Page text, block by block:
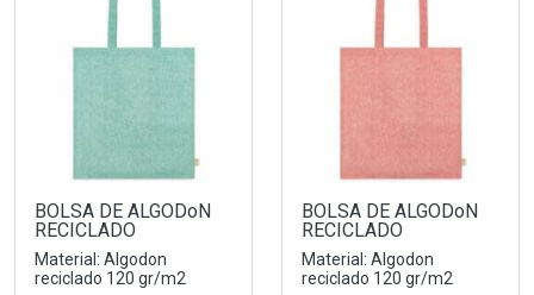
BOLSA DE ALGODoN
RECICLADO
Material: Algodon
reciclado 120 gr/m2
BOLSA DE ALGODoN
RECICLADO
Material: Algodon
reciclado 120 gr/m2